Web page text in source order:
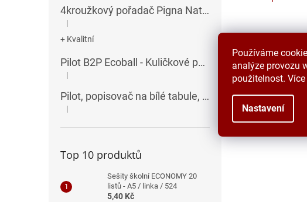
Používáme
analýze provozu
použitelnost.
Nastavení
4kroužkový pořadač Pigna Nature Flowers - A4, 35 mm, mix motivů
Hodnocení produktu je 5 z 5 hvězdiček.
|
+ Kvalitní
Pilot B2P Ecoball - Kuličkové pero
Hodnocení produktu je 5 z 5 hvězdiček.
|
Pilot, popisovač na bílé tabule, seříznutý hrot, V-Board Master Chisel
Hodnocení produktu je 5 z 5 hvězdiček.
|
Top 10 produktů
Sešity školní ECONOMY 20
listů - A5 / linka / 524
5,40 Kč
395 Kč bez DPH
478 Kč
pro uchycení
Modrá Černá